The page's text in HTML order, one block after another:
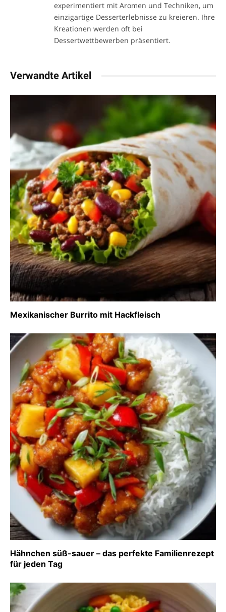
experimentiert mit Aromen und Techniken, um
einzigartige Desserterlebnisse zu kreieren. Ihre
Kreationen werden oft bei
Dessertwettbewerben präsentiert.
Verwandte Artikel
Mexikanischer Burrito mit Hackfleisch
Hähnchen süß-sauer – das perfekte Familienrezept
für jeden Tag